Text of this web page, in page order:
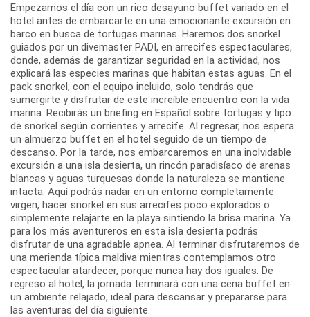
Empezamos el día con un rico desayuno buffet variado en el
hotel antes de embarcarte en una emocionante excursión en
barco en busca de tortugas marinas. Haremos dos snorkel
guiados por un divemaster PADI, en arrecifes espectaculares,
donde, además de garantizar seguridad en la actividad, nos
explicará las especies marinas que habitan estas aguas. En el
pack snorkel, con el equipo incluido, solo tendrás que
sumergirte y disfrutar de este increíble encuentro con la vida
marina. Recibirás un briefing en Español sobre tortugas y tipo
de snorkel según corrientes y arrecife. Al regresar, nos espera
un almuerzo buffet en el hotel seguido de un tiempo de
descanso. Por la tarde, nos embarcaremos en una inolvidable
excursión a una isla desierta, un rincón paradisíaco de arenas
blancas y aguas turquesas donde la naturaleza se mantiene
intacta. Aquí podrás nadar en un entorno completamente
virgen, hacer snorkel en sus arrecifes poco explorados o
simplemente relajarte en la playa sintiendo la brisa marina. Ya
para los más aventureros en esta isla desierta podrás
disfrutar de una agradable apnea. Al terminar disfrutaremos de
una merienda típica maldiva mientras contemplamos otro
espectacular atardecer, porque nunca hay dos iguales. De
regreso al hotel, la jornada terminará con una cena buffet en
un ambiente relajado, ideal para descansar y prepararse para
las aventuras del día siguiente.